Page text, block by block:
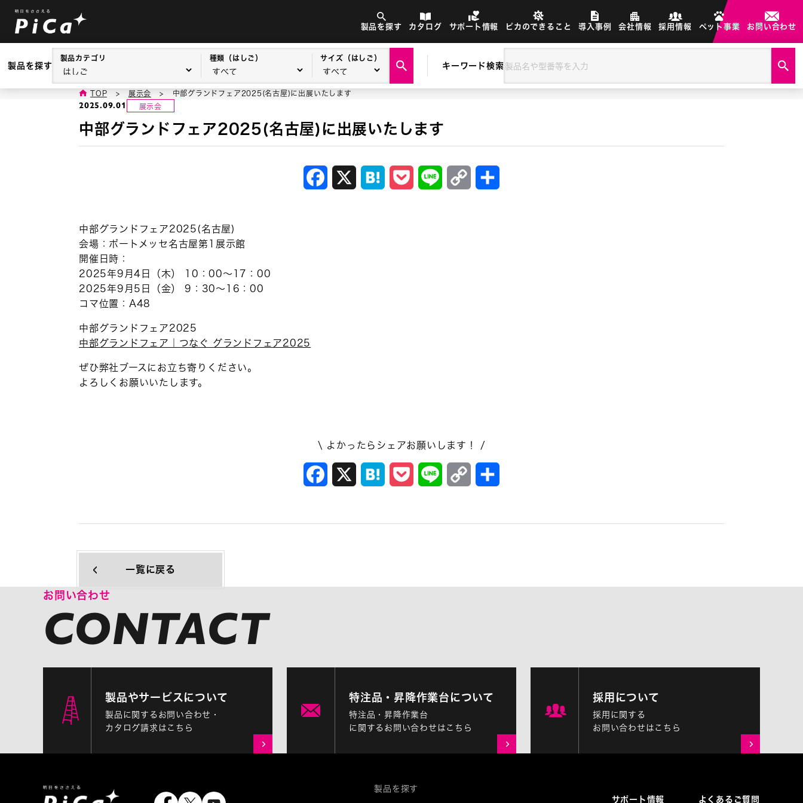
製品を探す カタログ サポート情報 ピカのできること 導入事例 会社情報 採用情報 ペット事業 お問い合わせ
製品を探す
製品カテゴリ 種類（はしご） サイズ（はしご）
キーワード検索
TOP > 展示会 > 中部グランドフェア2025(名古屋)に出展いたします
中部グランドフェア2025(名古屋)に出展いたします
2025.09.01 展示会
Facebook Hatena Pocket Line Copy
中部グランドフェア2025(名古屋)
会場：ポートメッセ名古屋第1展示館
開催日時：
2025年9月4日（木） 10：00〜17：00
2025年9月5日（金） 9：30〜16：00
コマ位置：A48
中部グランドフェア2025
中部グランドフェア｜つなぐ グランドフェア2025
ぜひ弊社ブースにお立ち寄りください。
よろしくお願いいたします。
\ よかったらシェアお願いします！ /
Facebook Hatena Pocket Line Copy
一覧に戻る
お問い合わせ
製品やサービスについて
製品に関するお問い合わせ・
カタログ請求はこちら
特注品・昇降作業台について
特注品・昇降作業台
に関するお問い合わせはこちら
採用について
採用に関する
お問い合わせはこちら
サポート情報 よくあるご質問